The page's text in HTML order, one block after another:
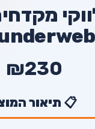
₪230
📋 תיאור